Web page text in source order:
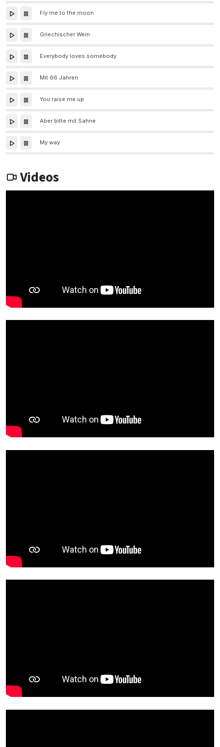
Fly me to the moon
Griechischer Wein
Everybody loves somebody
Mit 66 Jahren
You raise me up
Aber bitte mit Sahne
My way
Videos